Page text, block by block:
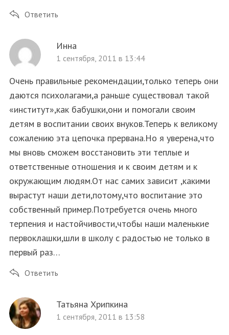
Ответить
Инна
1 сентября, 2011 в 13:44
Очень правильные рекомендации,только теперь они
даются психолагами,а раньше существовал такой
«институт»,как бабушки,они и помогали своим
детям в воспитании своих внуков.Теперь к великому
сожалению эта цепочка прервана.Но я уверена,что
мы вновь сможем восстановить эти теплые и
ответственные отношения и к своим детям и к
окружающим людям.От нас самих зависит ,какими
вырастут наши дети,потому,что воспитание это
собственный пример.Потребуется очень много
терпения и настойчивости,чтобы наши маленькие
первоклашки,шли в школу с радостью не только в
первый раз…
Ответить
Татьяна Хрипкина
1 сентября, 2011 в 13:58